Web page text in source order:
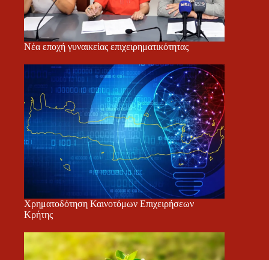
Νέα εποχή γυναικείας επιχειρηματικότητας
Χρηματοδότηση Καινοτόμων Επιχειρήσεων
Κρήτης